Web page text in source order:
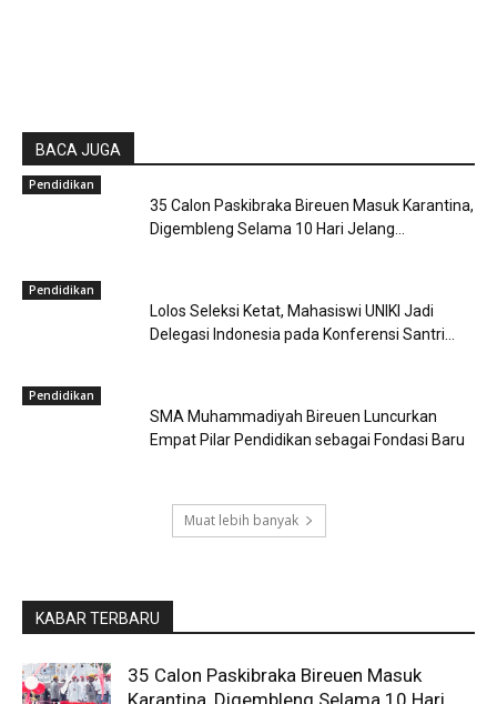
BACA JUGA
Pendidikan
35 Calon Paskibraka Bireuen Masuk Karantina,
Digembleng Selama 10 Hari Jelang...
Pendidikan
Lolos Seleksi Ketat, Mahasiswi UNIKI Jadi
Delegasi Indonesia pada Konferensi Santri...
Pendidikan
SMA Muhammadiyah Bireuen Luncurkan
Empat Pilar Pendidikan sebagai Fondasi Baru
Muat lebih banyak
KABAR TERBARU
35 Calon Paskibraka Bireuen Masuk
Karantina, Digembleng Selama 10 Hari